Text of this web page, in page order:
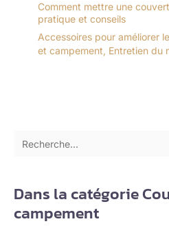
Comment mettre une
pratique et conseils
Accessoires pour améliorer
et campement, Entretien du
Dans la catégorie
campement